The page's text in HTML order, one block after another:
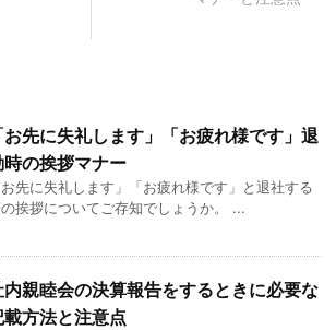
お先に失礼します」「お疲れ様です」退
時の挨拶マナー
お先に失礼します」「お疲れ様です」と退社する
挨拶についてご存知でしょうか。 ...
内親睦会の決算報告をするときに必要な
載方法と注意点